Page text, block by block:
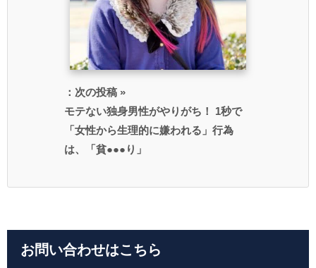
：次の投稿 »
モテない独身男性がやりがち！ 1秒で
「女性から生理的に嫌われる」行為
は、「貧●●●り」
お問い合わせはこちら